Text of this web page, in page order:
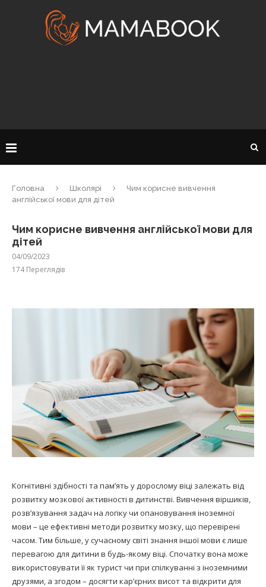
Головна Школярі
Чим корисне вивчення
англійської мови для дітей
Чим корисне вивчення англійської мови для
дітей
04/09/2023
174Переглядів
Когнітивні здібності та пам’ять у дорослому віці залежать від
розвитку мозкової активності в дитинстві. Вивчення віршиків,
розв’язування задач на логіку чи опановування іноземної
мови – це ефективні методи розвитку мозку, що перевірені
часом. Тим більше, у сучасному світі знання іншої мови є лише
перевагою для дитини в будь-якому віці. Спочатку вона може
використовувати її як турист чи при спілкуванні з іноземними
друзями, а згодом – досягти кар’єрних висот та відкрити для